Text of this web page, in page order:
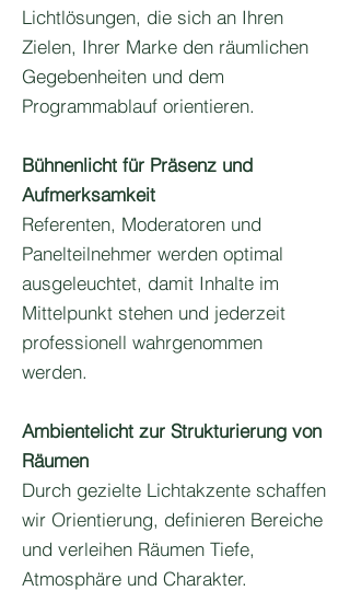
Lichtlösungen, die sich an Ihren
Zielen, Ihrer Marke den räumlichen
Gegebenheiten und dem
Programmablauf orientieren.
Bühnenlicht für Präsenz und
Aufmerksamkeit
Referenten, Moderatoren und
Panelteilnehmer werden optimal
ausgeleuchtet, damit Inhalte im
Mittelpunkt stehen und jederzeit
professionell wahrgenommen
werden.
Ambientelicht zur Strukturierung von
Räumen
Durch gezielte Lichtakzente schaffen
wir Orientierung, definieren Bereiche
und verleihen Räumen Tiefe,
Atmosphäre und Charakter.